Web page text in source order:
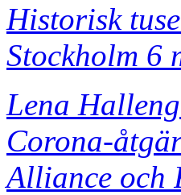
Historisk
Stockholm 6
Lena
Corona-
Alliance och